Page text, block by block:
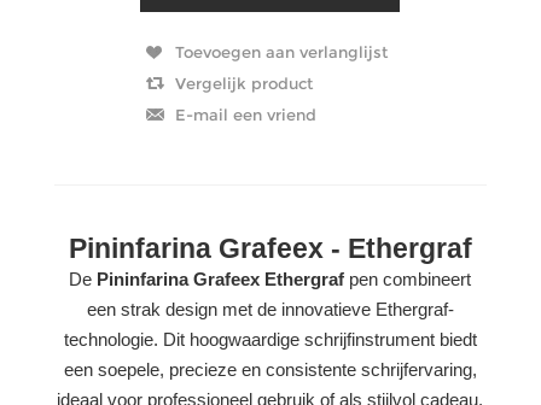
Pininfarina Grafeex - Ethergraf
De Pininfarina Grafeex Ethergraf pen combineert
een strak design met de innovatieve Ethergraf-
technologie. Dit hoogwaardige schrijfinstrument biedt
een soepele, precieze en consistente schrijfervaring,
ideaal voor professioneel gebruik of als stijlvol cadeau.